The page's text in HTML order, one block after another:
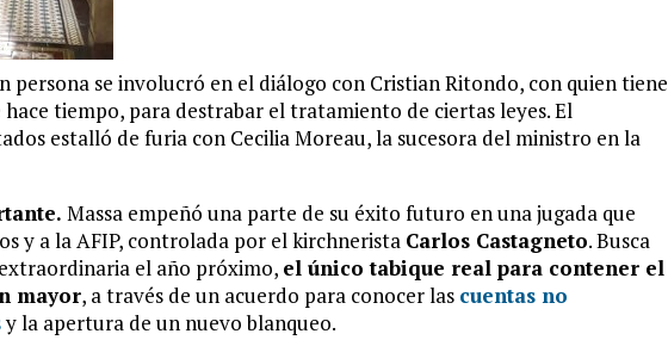
persona se involucró en el diálogo con Cristian Ritondo, con quien tiene
tiempo, para destrabar el tratamiento de ciertas leyes. El
estalló de furia con Cecilia Moreau, la sucesora del ministro en la
Massa empeñó una parte de su éxito futuro en una jugada que
y a la AFIP, controlada por el kirchnerista Carlos Castagneto. Busca
el año próximo, el único tabique real para contener el
mayor, a través de un acuerdo para conocer las cuentas no
y la apertura de un nuevo blanqueo.